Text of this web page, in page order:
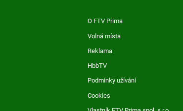
O FTV Prima
Volná místa
Reklama
HbbTV
Podmínky užívání
Cookies